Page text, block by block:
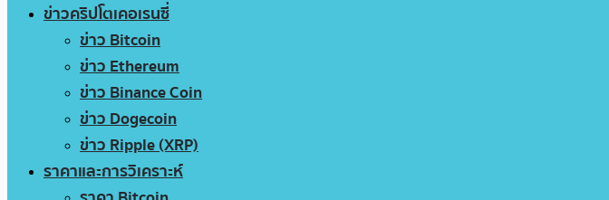
ข่าวคริปโตเคอเรนซี่
ข่าว Bitcoin
ข่าว Ethereum
ข่าว Binance Coin
ข่าว Dogecoin
ข่าว Ripple (XRP)
ราคาและการวิเคราะห์